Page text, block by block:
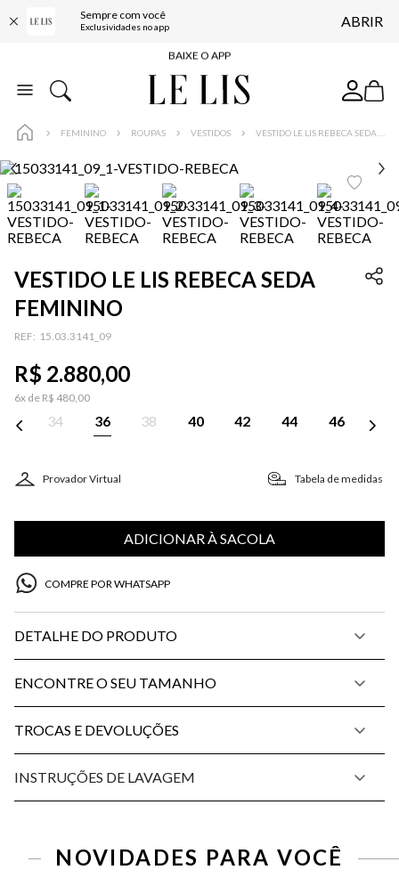
Sempre com você
Exclusividades no app ABRIR
FRETE GRÁTIS*
BAIXE O APP
10% OFF NA PRIMEIRA COMPRA*
FRETE GRÁTIS*
BAIXE O APP
10% OFF NA PRIMEIRA COMPRA*
FEMININO ROUPAS VESTIDOS
VESTIDO LE LIS REBECA SEDA
FEMININO
: 15.03.3141_09
R$ 2.880,00
6x de R$ 480,00
34 36 38 40 42 44 46
Provador Virtual Tabela de medidas
ADICIONAR À SACOLA
COMPRE POR WHATSAPP
DETALHE DO PRODUTO
ENCONTRE O SEU TAMANHO
TROCAS E DEVOLUÇÕES
INSTRUÇÕES DE LAVAGEM
NOVIDADES PARA VOCÊ